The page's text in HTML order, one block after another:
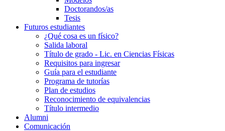
Doctorandos/as
Tesis
Futuros estudiantes
¿Qué cosa es un físico?
Salida laboral
Título de grado - Lic. en Ciencias Físicas
Requisitos para ingresar
Guía para el estudiante
Programa de tutorías
Plan de estudios
Reconocimiento de equivalencias
Título intermedio
Alumni
Comunicación